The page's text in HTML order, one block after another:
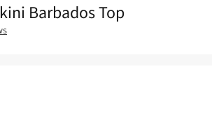
Barbados Top